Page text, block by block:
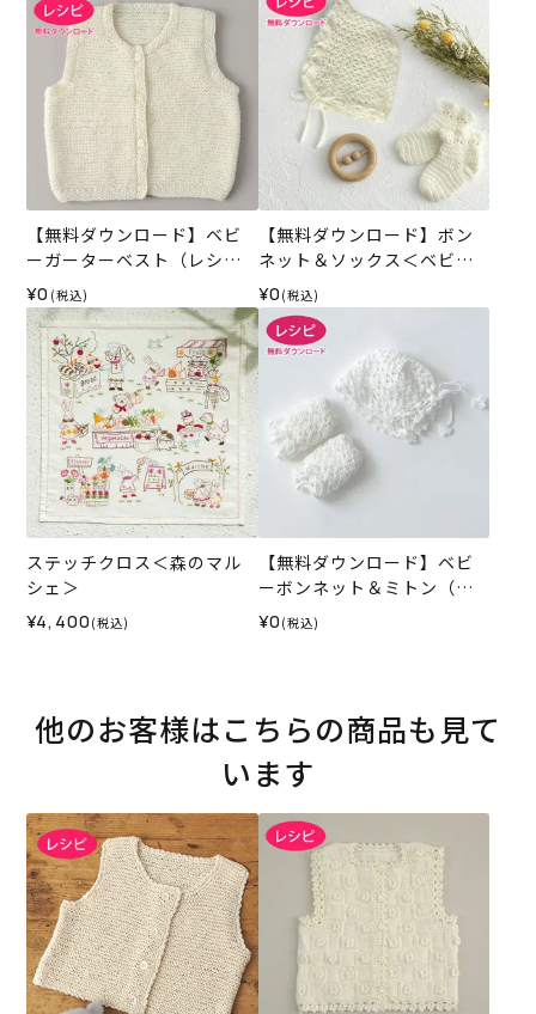
【無料ダウンロード】ベビ
ーガーターベスト（レシ
ピ）
¥0 (税込)
【無料ダウンロード】ボン
ネット＆ソックス＜ベビー
パレット＞（レシピ）
¥0 (税込)
ステッチクロス＜森のマル
シェ＞
¥4,400 (税込)
【無料ダウンロード】ベビ
ーボンネット＆ミトン（レ
シピ）
¥0 (税込)
他のお客様はこちらの商品も見て
います